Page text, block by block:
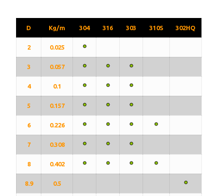
D Kg/m 304 316 303 310S 302HQ
2 0.025
3 0.057
4 0.1
5 0.157
6 0.226
7 0.308
8 0.402
8.9 0.5